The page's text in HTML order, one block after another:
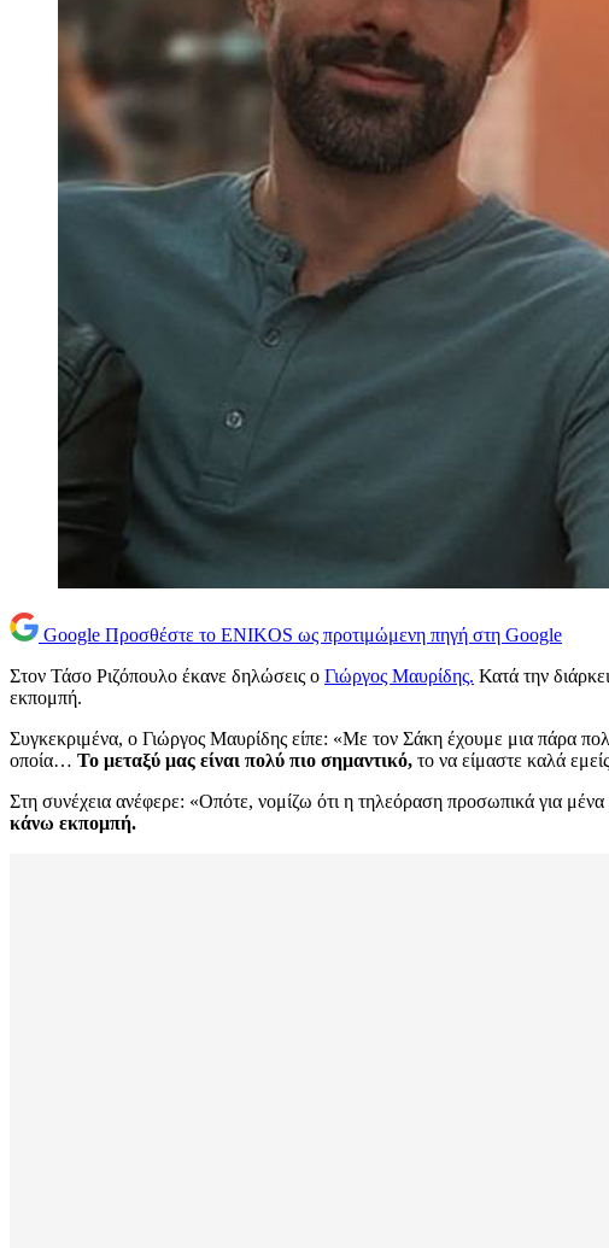
Google Προσθέστε το ENIKOS ως προτιμώμενη πηγή στη Google
Στον Τάσο Ριζόπουλο έκανε δηλώσεις ο Γιώργος Μαυρίδης. Κατά την
εκπομπή.
Συγκεκριμένα, ο Γιώργος Μαυρίδης είπε: «Με τον Σάκη έχουμε μια πάρα
οποία… Το μεταξύ μας είναι πολύ πιο σημαντικό, το να είμαστε καλά
Στη συνέχεια ανέφερε: «Οπότε, νομίζω ότι η τηλεόραση προσωπικά για
κάνω εκπομπή.